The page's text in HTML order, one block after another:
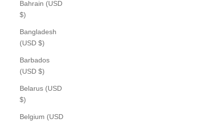
Bahrain (USD
$)
Bangladesh
(USD $)
Barbados
(USD $)
Belarus (USD
$)
Belgium (USD